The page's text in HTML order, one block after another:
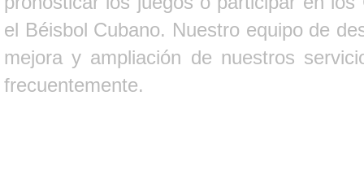
el Béisbol Cubano. Nuestro equipo de
mejora y ampliación de nuestros
frecuentemente.